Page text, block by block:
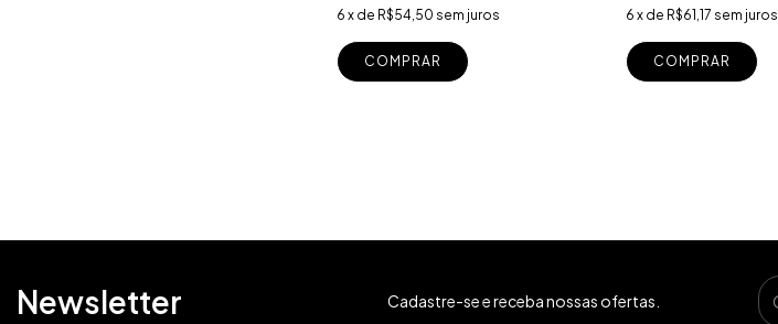
6 x de R$54,50 sem juros
COMPRAR
6 x de R$61,17 sem juros
COMPRAR
Newsletter Cadastre-se e receba nossas ofertas.